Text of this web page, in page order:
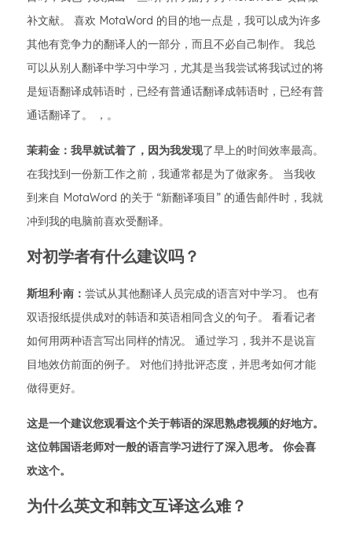
补文献。 喜欢 MotaWord 的目的地一点是，我可以成为许多
其他有竞争力的翻译人的一部分，而且不必自己制作。 我总
可以从别人翻译中学习中学习，尤其是当我尝试将我试过的将
是短语翻译成韩语时，已经有普通话翻译成韩语时，已经有普
通话翻译了。 ，。
茉莉金：我早就试着了，因为我发现了早上的时间效率最高。
在我找到一份新工作之前，我通常都是为了做家务。 当我收
到来自 MotaWord 的关于 “新翻译项目” 的通告邮件时，我就
冲到我的电脑前喜欢受翻译。
对初学者有什么建议吗？
斯坦利·南： 尝试从其他翻译人员完成的语言对中学习。 也有
双语报纸提供成对的韩语和英语相同含义的句子。 看看记者
如何用两种语言写出同样的情况。 通过学习，我并不是说盲
目地效仿前面的例子。 对他们持批评态度，并思考如何才能
做得更好。
这是一个建议您观看这个关于韩语的深思熟虑视频的好地方。
这位韩国语老师对一般的语言学习进行了深入思考。 你会喜
欢这个。
为什么英文和韩文互译这么难？